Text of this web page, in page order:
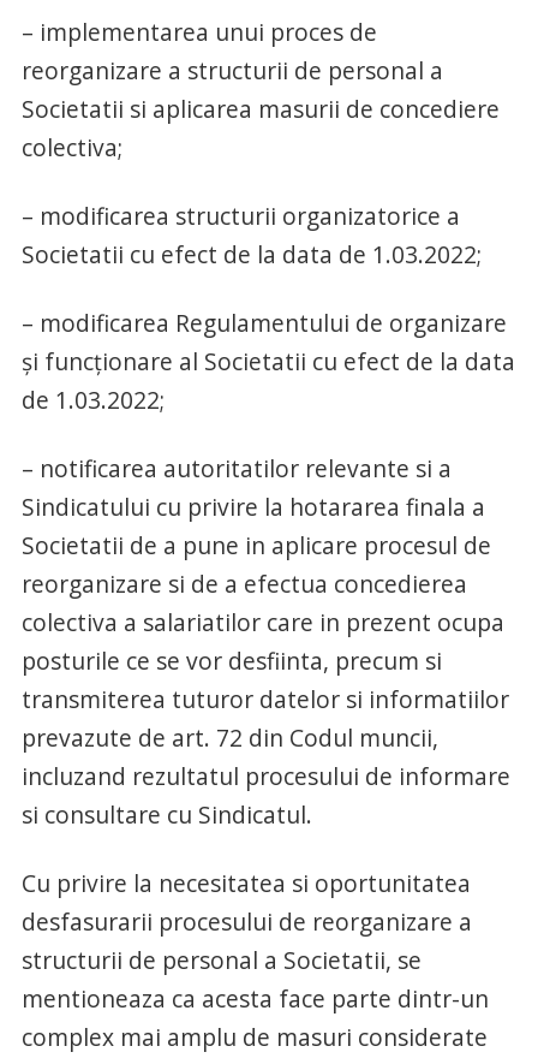
– implementarea unui proces de
reorganizare a structurii de personal a
Societatii si aplicarea masurii de concediere
colectiva;
– modificarea structurii organizatorice a
Societatii cu efect de la data de 1.03.2022;
– modificarea Regulamentului de organizare
și funcționare al Societatii cu efect de la data
de 1.03.2022;
– notificarea autoritatilor relevante si a
Sindicatului cu privire la hotararea finala a
Societatii de a pune in aplicare procesul de
reorganizare si de a efectua concedierea
colectiva a salariatilor care in prezent ocupa
posturile ce se vor desfiinta, precum si
transmiterea tuturor datelor si informatiilor
prevazute de art. 72 din Codul muncii,
incluzand rezultatul procesului de informare
si consultare cu Sindicatul.
Cu privire la necesitatea si oportunitatea
desfasurarii procesului de reorganizare a
structurii de personal a Societatii, se
mentioneaza ca acesta face parte dintr-un
complex mai amplu de masuri considerate